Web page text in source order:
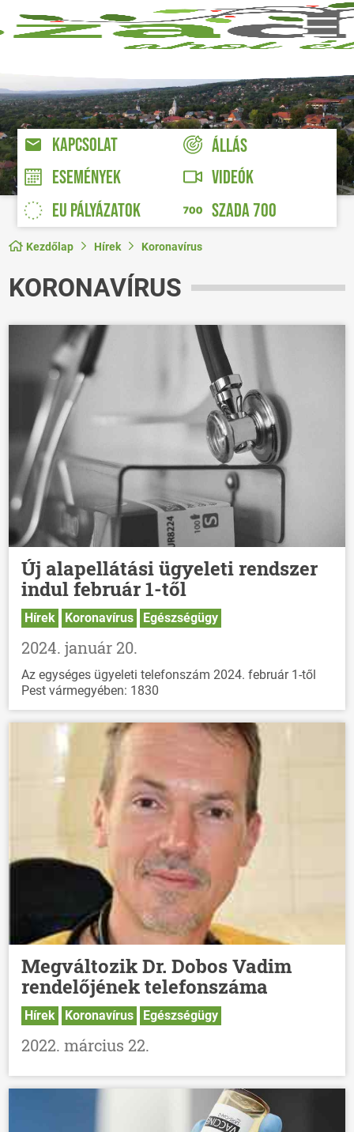
KAPCSOLAT
ÁLLÁS
ESEMÉNYEK
VIDEÓK
EU PÁLYÁZATOK
SZADA 700
Kezdőlap Hírek Koronavírus
KORONAVÍRUS
Új alapellátási ügyeleti rendszer
indul február 1-től
Hírek Koronavírus Egészségügy
2024. január 20.
Az egységes ügyeleti telefonszám 2024. február 1-től
Pest vármegyében: 1830
Megváltozik Dr. Dobos Vadim
rendelőjének telefonszáma
Hírek Koronavírus Egészségügy
2022. március 22.